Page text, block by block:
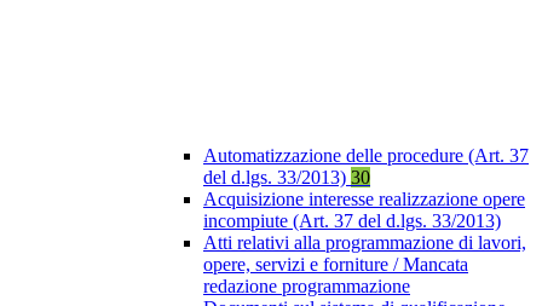
Automatizzazione delle procedure (Art. 37
del d.lgs. 33/2013) 30
Acquisizione interesse realizzazione opere
incompiute (Art. 37 del d.lgs. 33/2013)
Atti relativi alla programmazione di lavori,
opere, servizi e forniture / Mancata
redazione programmazione